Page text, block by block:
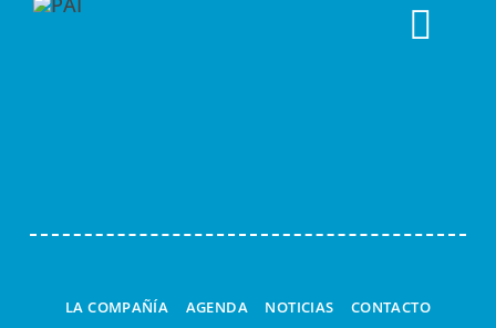
LA COMPAÑÍA AGENDA NOTICIAS CONTACTO